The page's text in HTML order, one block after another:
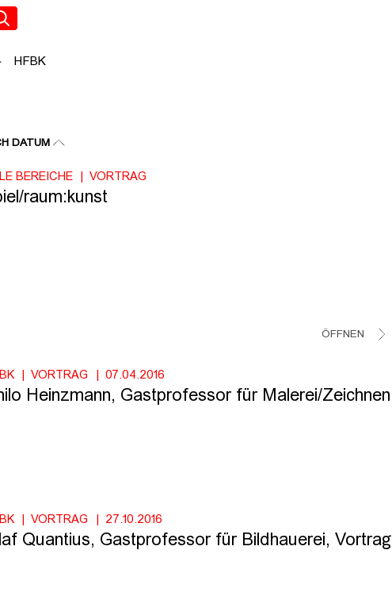
HFBK
DATUM
BEREICHE VORTRAG
raum:kunst
ÖFFNEN
VORTRAG 07.04.2016
Heinzmann, Gastprofessor für Malerei/Zeichnen
VORTRAG 27.10.2016
Quantius, Gastprofessor für Bildhauerei, Vortrag